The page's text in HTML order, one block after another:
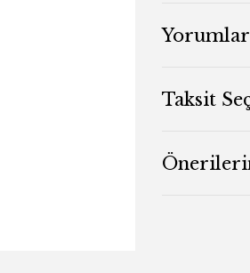
Yorumlar
Taksit